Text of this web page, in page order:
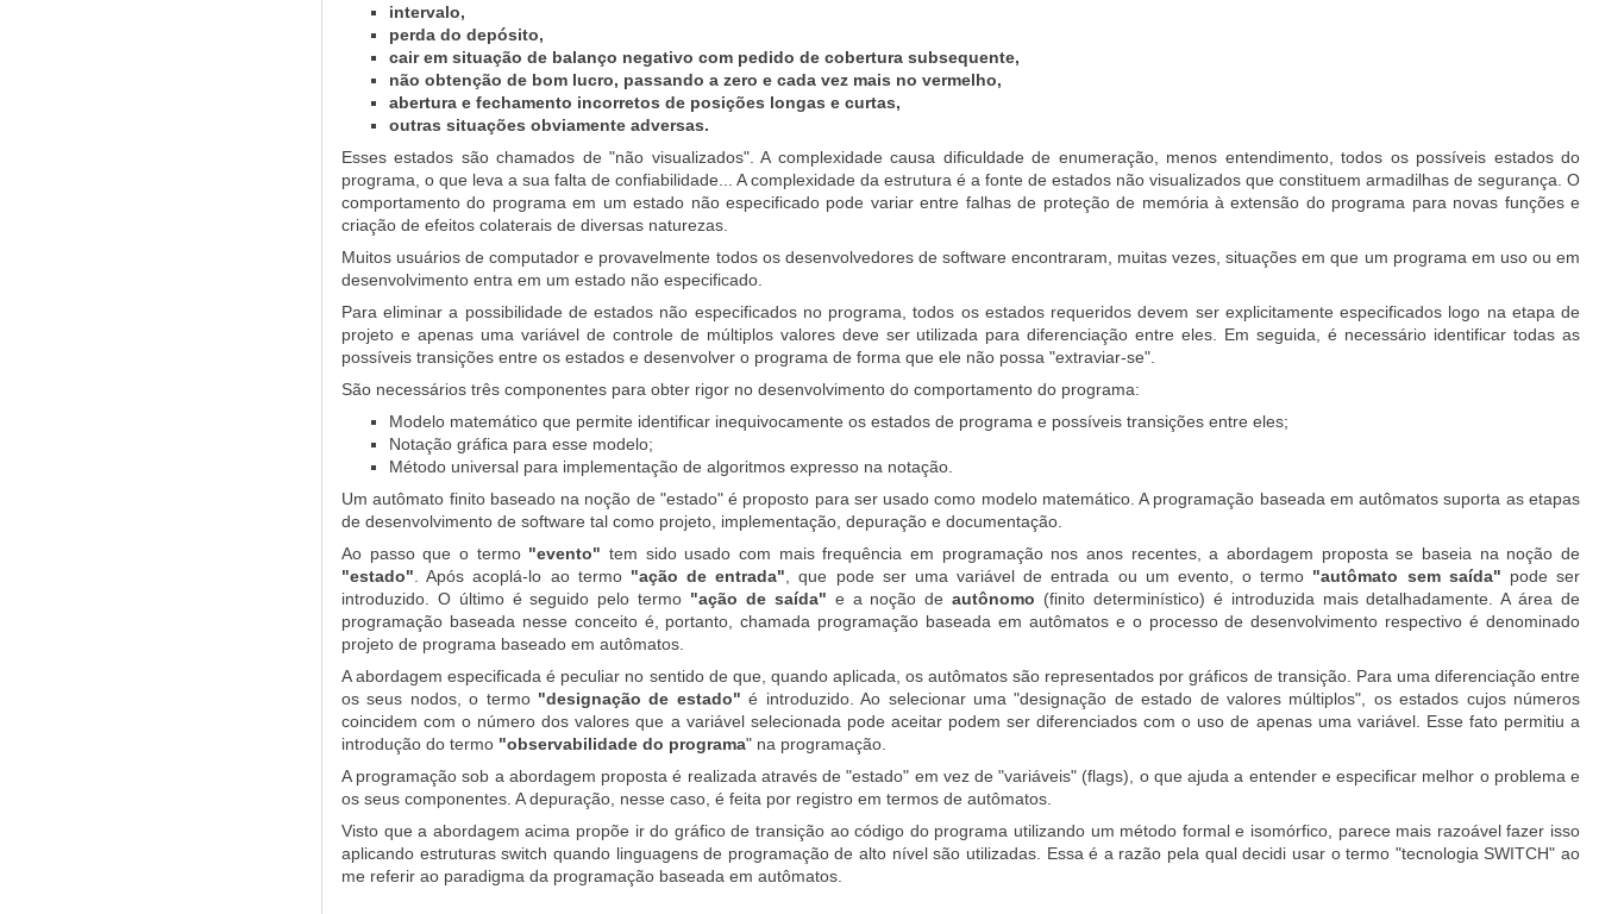
intervalo,
perda do depósito,
cair em situação de balanço negativo com pedido de cobertura subsequente,
não obtenção de bom lucro, passando a zero e cada vez mais no vermelho,
abertura e fechamento incorretos de posições longas e curtas,
outras situações obviamente adversas.
Esses estados são chamados de "não visualizados". A complexidade causa dificuldade de enumeração, menos entendimento, todos os possíveis estados do
programa, o que leva a sua falta de confiabilidade... A complexidade da estrutura é a fonte de estados não visualizados que constituem armadilhas de segurança. O
comportamento do programa em um estado não especificado pode variar entre falhas de proteção de memória à extensão do programa para novas funções e
criação de efeitos colaterais de diversas naturezas.
Muitos usuários de computador e provavelmente todos os desenvolvedores de software encontraram, muitas vezes, situações em que um programa em uso ou em
desenvolvimento entra em um estado não especificado.
Para eliminar a possibilidade de estados não especificados no programa, todos os estados requeridos devem ser explicitamente especificados logo na etapa de
projeto e apenas uma variável de controle de múltiplos valores deve ser utilizada para diferenciação entre eles. Em seguida, é necessário identificar todas as
possíveis transições entre os estados e desenvolver o programa de forma que ele não possa "extraviar-se".
São necessários três componentes para obter rigor no desenvolvimento do comportamento do programa:
Modelo matemático que permite identificar inequivocamente os estados de programa e possíveis transições entre eles;
Notação gráfica para esse modelo;
Método universal para implementação de algoritmos expresso na notação.
Um autômato finito baseado na noção de "estado" é proposto para ser usado como modelo matemático. A programação baseada em autômatos suporta as etapas
de desenvolvimento de software tal como projeto, implementação, depuração e documentação.
Ao passo que o termo "evento" tem sido usado com mais frequência em programação nos anos recentes, a abordagem proposta se baseia na noção de
"estado" . Após acoplá-lo ao termo"ação de entrada" , que pode ser uma variável de entrada ou um evento, o termo "autômato sem saída" pode ser
introduzido. O último é seguido pelo termo "ação de saída" e a noção deautônomo (finito determinístico) é introduzida mais detalhadamente. A área de
programação baseada nesse conceito é, portanto, chamada programação baseada em autômatos e o processo de desenvolvimento respectivo é denominado
projeto de programa baseado em autômatos.
A abordagem especificada é peculiar no sentido de que, quando aplicada, os autômatos são representados por gráficos de transição. Para uma diferenciação entre
os seus nodos, o termo "designação de estado"é introduzido. Ao selecionar uma "designação de estado de valores múltiplos", os estados cujos números
coincidem com o número dos valores que a variável selecionada pode aceitar podem ser diferenciados com o uso de apenas uma variável. Esse fato permitiu a
introdução do termo "observabilidade do programa" na programação.
A programação sob a abordagem proposta é realizada através de "estado" em vez de "variáveis" (flags), o que ajuda a entender e especificar melhor o problema e
os seus componentes. A depuração, nesse caso, é feita por registro em termos de autômatos.
Visto que a abordagem acima propõe ir do gráfico de transição ao código do programa utilizando um método formal e isomórfico, parece mais razoável fazer isso
aplicando estruturas switch quando linguagens de programação de alto nível são utilizadas. Essa é a razão pela qual decidi usar o termo "tecnologia SWITCH" ao
me referir ao paradigma da programação baseada em autômatos.